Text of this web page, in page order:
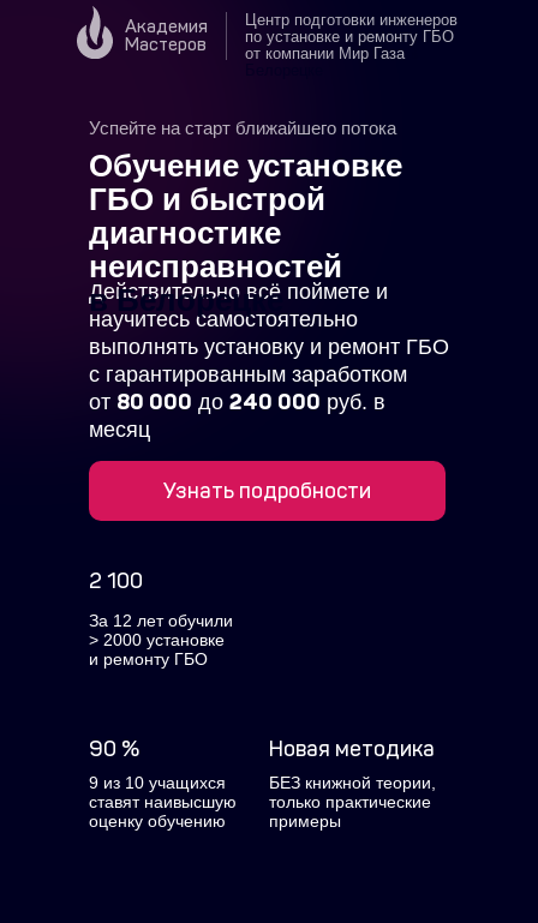
Действительно всё поймете и
научитесь самостоятельно
выполнять установку и ремонт ГБО
с гарантированным заработком
от 80 000 до 240 000 руб. в
месяц
Узнать подробности
2 100
90 % Новая методика
За 12 лет обучили
> 2000 установке
и ремонту ГБО
9 из 10 учащихся
ставят наивысшую
оценку обучению
БЕЗ книжной теории,
только практические
примеры
Обучение установке
ГБО и быстрой
диагностике
неисправностей
в Белорецке
Академия
Мастеров
Центр подготовки инженеров
по установке и ремонту ГБО
от компании Мир Газа
Успейте на старт ближайшего потока